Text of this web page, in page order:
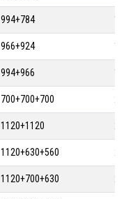
994+784 1778-
966+924 1890-
994+966 1960-
700+700+700 2100-
1120+1120 2240-
1120+630+560 2310-
1120+700+630 2450-